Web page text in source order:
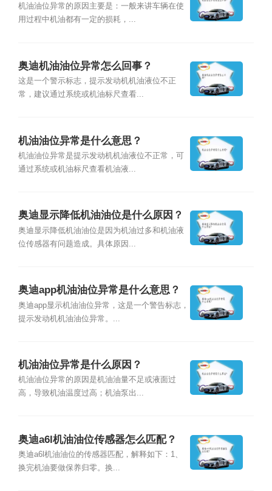
机油油位异常的原因主要是：一般来讲车辆在使
用过程中机油都有一定的损耗，...
奥迪机油油位异常怎么回事？
这是一个警示标志，提示发动机机油液位不正
常，建议通过系统或机油标尺查看...
机油油位异常是什么意思？
机油油位异常是提示发动机机油液位不正常，可
通过系统或机油标尺查看机油液...
奥迪显示降低机油油位是什么原因？
奥迪显示降低机油油位是因为机油过多和机油液
位传感器有问题造成。具体原因...
奥迪app机油油位异常是什么意思？
奥迪app显示机油油位异常，这是一个警告标志，
提示发动机机油油位异常。...
机油油位异常是什么原因？
机油油位异常的原因是机油油量不足或液面过
高，导致机油温度过高；机油泵出...
奥迪a6l机油油位传感器怎么匹配？
奥迪a6l机油油位的传感器匹配，解释如下：1、
换完机油要做保养归零。换...